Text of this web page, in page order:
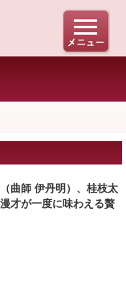
曲師 伊丹明）、桂枝太
才が一度に味わえる贅